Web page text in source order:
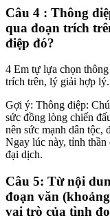
Câu 4 : Thông
qua đoạn trích
điệp đó?
4 Em tự lựa chọn
trích trên, lý giải hợp lý.
Gợi ý: Thông điệp:
sức đồng lòng chiến
nên sức mạnh dân tộc,
Ngay lúc này, tỉnh thần
đại dịch.
Câu 5: Từ nội
đoạn văn
vai trò của tình